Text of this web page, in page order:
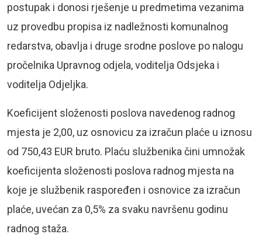
postupak i donosi rješenje u predmetima vezanima
uz provedbu propisa iz nadležnosti komunalnog
redarstva, obavlja i druge srodne poslove po nalogu
pročelnika Upravnog odjela, voditelja Odsjeka i
voditelja Odjeljka.
Koeficijent složenosti poslova navedenog radnog
mjesta je 2,00, uz osnovicu za izračun plaće u iznosu
od 750,43 EUR bruto. Plaću službenika čini umnožak
koeficijenta složenosti poslova radnog mjesta na
koje je službenik raspoređen i osnovice za izračun
plaće, uvećan za 0,5% za svaku navršenu godinu
radnog staža.